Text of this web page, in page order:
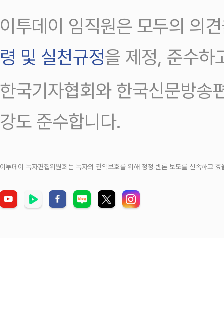
이투데이 임직원은 모두의 의
령 및 실천규정을 제정, 준수하
한국기자협회와 한국신문방송
강도 준수합니다.
이투데이 독자편집위원회는 독자의 권익보호를 위해 정정‧반론 보도를 신속하고